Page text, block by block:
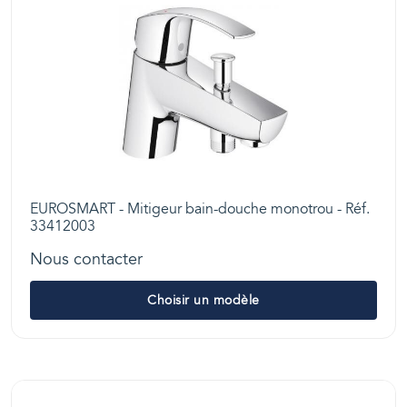
EUROSMART - Mitigeur bain-douche monotrou - Réf.
33412003
Nous contacter
Choisir un modèle